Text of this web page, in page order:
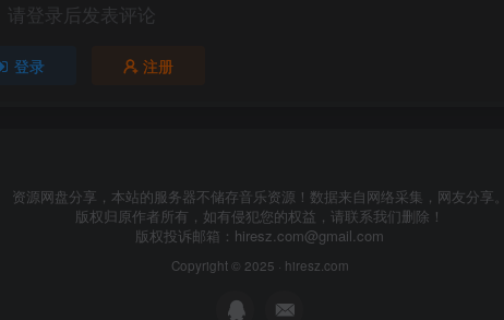
请登录后发表评论
登录 注册
资源网盘分享，本站的服务器不储存音乐资源！数据来自网络采集，网友分享
版权归原作者所有，如有侵犯您的权益，请联系我们删除！
版权投诉邮箱： hiresz.com@gmail.com
Copyright © 2025 · hiresz.com